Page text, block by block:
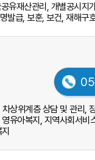
유재산관리, 개별공시지
발급, 보훈, 보건, 재해구
상위계층 상담 및 관리,
유아복지, 지역사회서비